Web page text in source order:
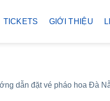
TICKETS GIỚI THIỆU
dẫn đặt vé pháo hoa Đà